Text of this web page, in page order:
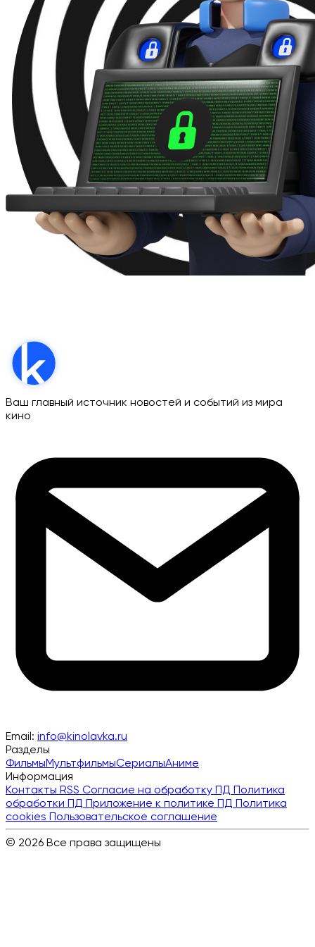
Ваш главный источник новостей и событий из мира
кино
Email: info@kinolavka.ru
Разделы
ФильмыМультфильмыСериалыАниме
Информация
Контакты RSS Согласие на обработку ПД Политика
обработки ПД Приложение к политике ПД Политика
cookies Пользовательское соглашение
© 2026 Все права защищены